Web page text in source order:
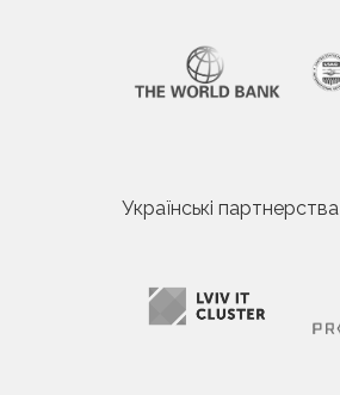
Українські партнерства